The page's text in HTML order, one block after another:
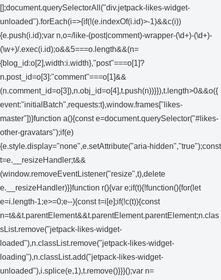
[];document.querySelectorAll("div.jetpack-likes-widget-
unloaded").forEach(i=>{if(!(e.indexOf(i.id)>-1)&&c(i))
{e.push(i.id);var n,o=/like-(post|comment)-wrapper-(\d+)-(\d+)-
(\w+)/.exec(i.id);o&&5===o.length&&(n=
{blog_id:o[2],width:i.width},"post"===o[1]?
n.post_id=o[3]:"comment"===o[1]&&
(n.comment_id=o[3]),n.obj_id=o[4],t.push(n))}}),t.length>0&&o({
event:"initialBatch",requests:t},window.frames["likes-
master"])}function a(){const e=document.querySelector("#likes-
other-gravatars");if(e)
{e.style.display="none",e.setAttribute("aria-hidden","true");const
t=e.__resizeHandler;t&&
(window.removeEventListener("resize",t),delete
e.__resizeHandler)}}function r(){var e;if(t){!function(){for(let
e=i.length-1;e>=0;e--){const t=i[e];if(!c(t)){const
n=t&&t.parentElement&&t.parentElement.parentElement;n.clas
sList.remove("jetpack-likes-widget-
loaded"),n.classList.remove("jetpack-likes-widget-
loading"),n.classList.add("jetpack-likes-widget-
unloaded"),i.splice(e,1),t.remove()}}}();var n=